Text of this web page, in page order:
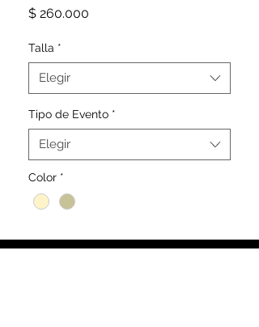
$ 260.000
Talla *
Elegir
Tipo de Evento *
Elegir
Color *